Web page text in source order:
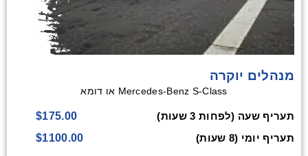
מנהלים יוקרה
Mercedes-Benz S-Class או דומא
תעריף שעה (לפחות 3 שעות)
$175.00
תעריף יומי (8 שעות)
$1100.00